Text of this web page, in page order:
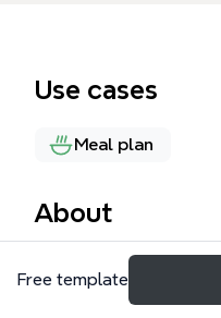
Use cases
Meal plan
About
食欲の秋をテーマにし
プレート「食欲の秋」
Free template